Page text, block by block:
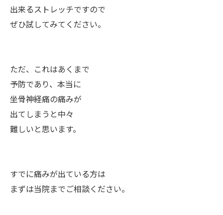
出来るストレッチですので
ぜひ試してみてください。
ただ、これはあくまで
予防であり、本当に
坐骨神経痛の痛みが
出てしまうと中々
難しいと思います。
すでに痛みが出ている方は
まずは当院までご相談ください。